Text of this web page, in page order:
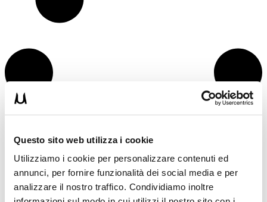
Questo sito web utilizza i cookie
Utilizziamo i cookie per personalizzare contenuti ed
annunci, per fornire funzionalità dei social media e per
analizzare il nostro traffico. Condividiamo inoltre